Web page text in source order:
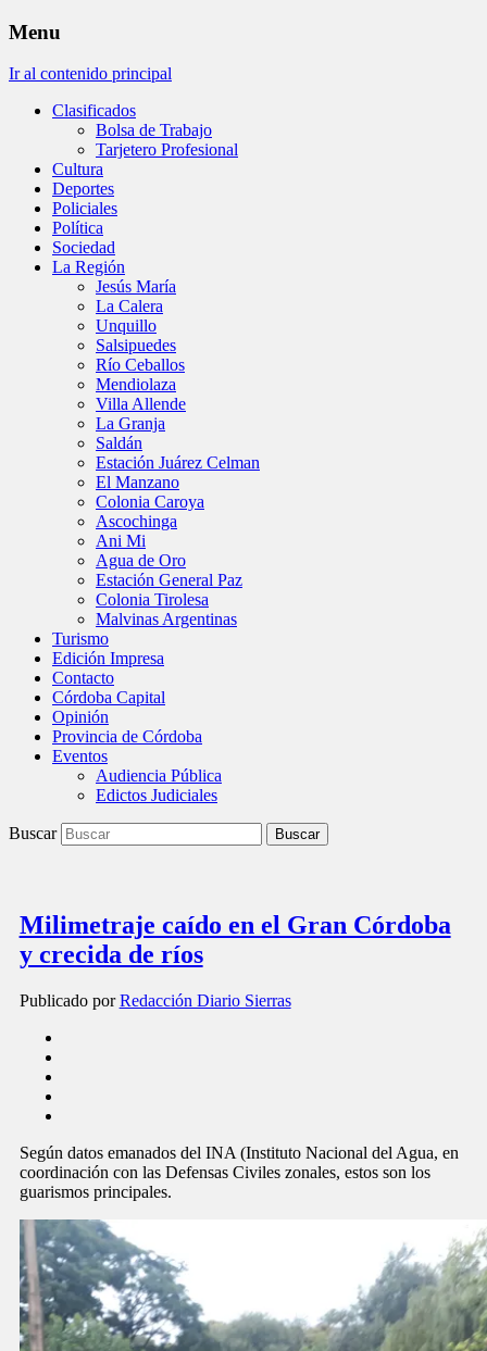
Menu
Ir al contenido principal
Clasificados
Bolsa de Trabajo
Tarjetero Profesional
Cultura
Deportes
Policiales
Política
Sociedad
La Región
Jesús María
La Calera
Unquillo
Salsipuedes
Río Ceballos
Mendiolaza
Villa Allende
La Granja
Saldán
Estación Juárez Celman
El Manzano
Colonia Caroya
Ascochinga
Ani Mi
Agua de Oro
Estación General Paz
Colonia Tirolesa
Malvinas Argentinas
Turismo
Edición Impresa
Contacto
Córdoba Capital
Opinión
Provincia de Córdoba
Eventos
Audiencia Pública
Edictos Judiciales
Buscar
Milimetraje caído en el Gran Córdoba
y crecida de ríos
Publicado porRedacción Diario Sierras
Según datos emanados del INA (Instituto Nacional del Agua, en
coordinación con las Defensas Civiles zonales, estos son los
guarismos principales.